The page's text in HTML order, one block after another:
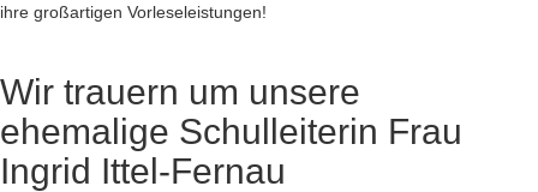
ihre großartigen Vorleseleistungen!
Wir trauern um unsere
ehemalige Schulleiterin Frau
Ingrid Ittel-Fernau